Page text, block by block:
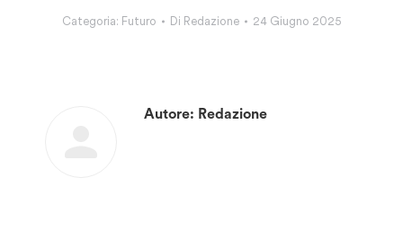
Categoria: Futuro Di Redazione 24 Giugno 2025
Autore: Redazione